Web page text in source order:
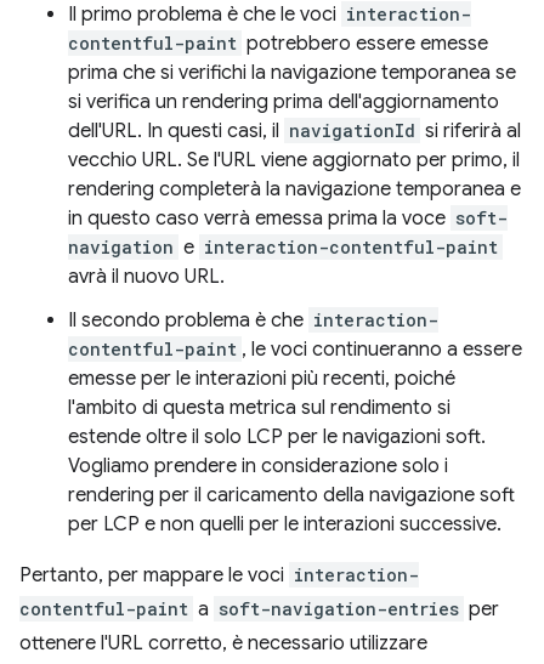
Il primo problema è che le voci interaction-
contentful-paint potrebbero essere emesse
prima che si verifichi la navigazione temporanea se
si verifica un rendering prima dell'aggiornamento
dell'URL. In questi casi, il navigationId si riferirà al
vecchio URL. Se l'URL viene aggiornato per primo, il
rendering completerà la navigazione temporanea e
in questo caso verrà emessa prima la voce soft-
navigation e interaction-contentful-paint
avrà il nuovo URL.
Il secondo problema è che interaction-
contentful-paint , le voci continueranno a essere
emesse per le interazioni più recenti, poiché
l'ambito di questa metrica sul rendimento si
estende oltre il solo LCP per le navigazioni soft.
Vogliamo prendere in considerazione solo i
rendering per il caricamento della navigazione soft
per LCP e non quelli per le interazioni successive.
Pertanto, per mappare le voci interaction-
contentful-paint a soft-navigation-entries per
ottenere l'URL corretto, è necessario utilizzare